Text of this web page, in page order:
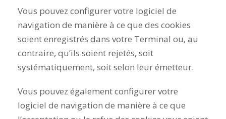
Vous pouvez configurer votre logiciel de
navigation de manière à ce que des cookies
soient enregistrés dans votre Terminal ou, au
contraire, qu’ils soient rejetés, soit
systématiquement, soit selon leur émetteur.
Vous pouvez également configurer votre
logiciel de navigation de manière à ce que